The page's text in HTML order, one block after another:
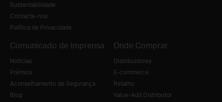
Sustentabilidade
Contacte-nos
Política de Privacidade
Comunicado de imprensa
Notícias
Prémios
Aconselhamento de Segurança
Blog
Onde Comprar
Distribuidores
E-commerce
Retalho
Value-Add Distributor